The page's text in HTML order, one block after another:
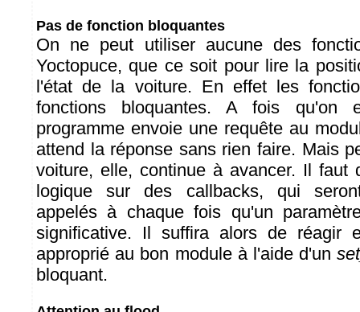
Pas de fonction bloquantes
On ne peut utiliser aucune des
Yoctopuce, que ce soit pour lire la
l'état de la voiture. En effet les
fonctions bloquantes. A fois qu'on
programme envoie une requête au
attend la réponse sans rien faire. Mais
voiture, elle, continue à avancer. Il faut
logique sur des callbacks, qui
appelés à chaque fois qu'un
significative. Il suffira alors de réagir
approprié au bon module à l'aide d'un
bloquant.